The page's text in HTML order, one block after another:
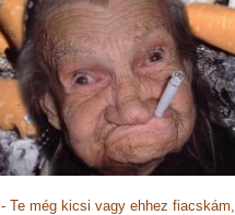
- Te még kicsi vagy ehhez fiacskám,